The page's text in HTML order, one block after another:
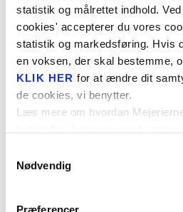
statistik og målrettet indhold.
cookies' accepterer du vores
statistik og markedsføring. Hvis
en voksen, der skal bestemme,
KLIK HER for at ændre dit
de cookies, vi benytter.
Læs mere om hvordan
Nødvendig
Præferencer